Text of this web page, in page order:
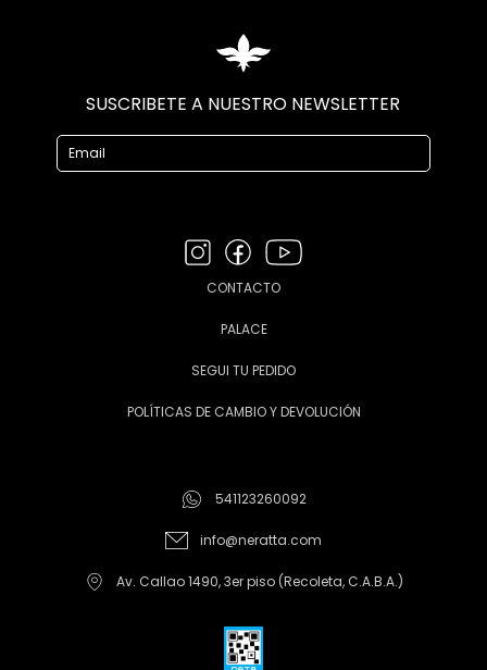
SUSCRIBETE A NUESTRO NEWSLETTER
CONTACTO
PALACE
SEGUI TU PEDIDO
POLÍTICAS DE CAMBIO Y DEVOLUCIÓN
541123260092
info@neratta.com
Av. Callao 1490, 3er piso (Recoleta, C.A.B.A.)